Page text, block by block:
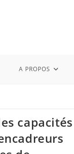
A PROPOS
capacités